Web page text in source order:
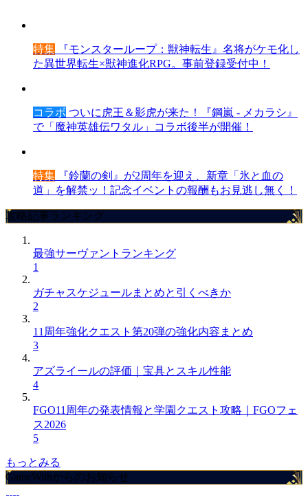
特集 『モンスターループ：獣神転生』名将がケモ化し
た異世界転生×獣神進化RPG。事前登録受付中！
コラボ ついに虎王＆影虎が来た！『鋼嵐 - メカラシ』
で「魔神英雄伝ワタル」コラボ後半が開催！
特集 『鈴蘭の剣』が2周年を迎え、新章「氷と血の
道」を解禁ッ！記念イベントの報酬もお見逃し無く！
攻略記事ランキング
最強サーヴァントランキング
1
ガチャスケジュールまとめと引くべきか
2
11周年強化クエスト第20弾の強化内容まとめ
3
アズライールの評価｜宝具とスキル性能
4
FGO11周年の発表情報と学園クエスト攻略｜FGOフェ
ス2026
5
もっとみる
GameWithからのお知らせ